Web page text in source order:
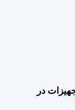
در